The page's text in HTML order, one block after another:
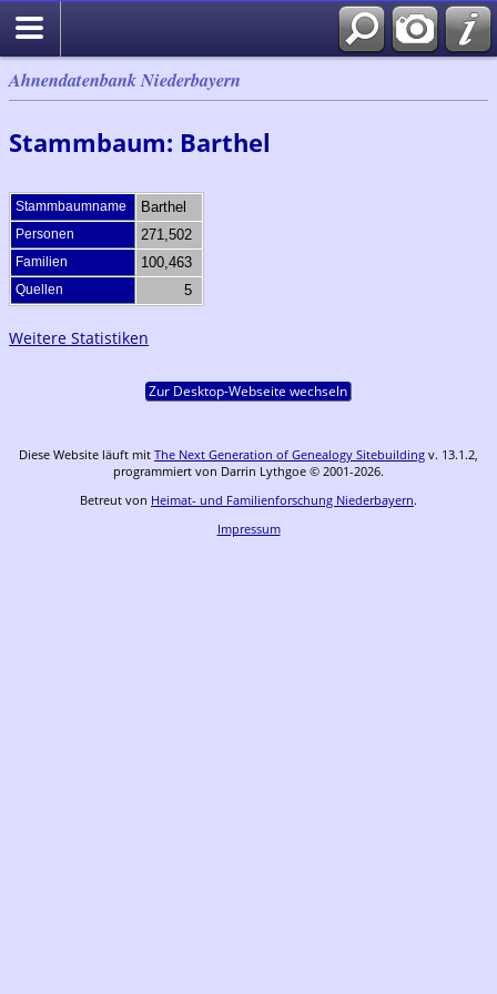
Ahnendatenbank Niederbayern
Stammbaum: Barthel
Stammbaumname Barthel
Personen 271,502
Familien 100,463
Quellen 5
Weitere Statistiken
Zur Desktop-Webseite wechseln
Diese Website läuft mit The Next Generation of Genealogy Sitebuilding v. 13.1.2,
programmiert von Darrin Lythgoe © 2001-2026.
Betreut von Heimat- und Familienforschung Niederbayern.
Impressum